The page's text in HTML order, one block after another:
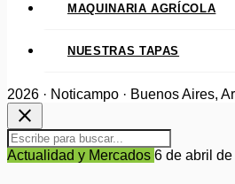
MAQUINARIA AGRÍCOLA
NUESTRAS TAPAS
2026 · Noticampo · Buenos Aires,
close
Actualidad y Mercados 6 de abril de